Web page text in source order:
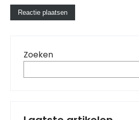
Zoeken